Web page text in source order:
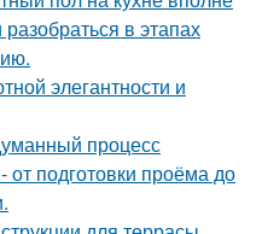
в этапах
элегантности и
процесс
от подготовки проёма до